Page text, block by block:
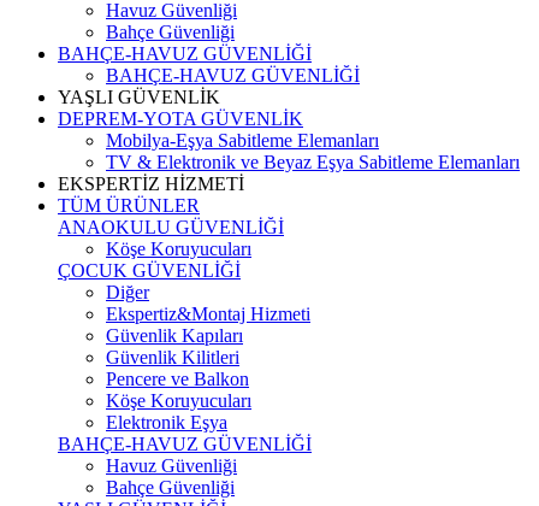
Havuz Güvenliği
Bahçe Güvenliği
BAHÇE-HAVUZ GÜVENLİĞİ
BAHÇE-HAVUZ GÜVENLİĞİ
YAŞLI GÜVENLİK
DEPREM-YOTA GÜVENLİK
Mobilya-Eşya Sabitleme Elemanları
TV & Elektronik ve Beyaz Eşya Sabitleme Elemanları
EKSPERTİZ HİZMETİ
TÜM ÜRÜNLER
ANAOKULU GÜVENLİĞİ
Köşe Koruyucuları
ÇOCUK GÜVENLİĞİ
Diğer
Ekspertiz&Montaj Hizmeti
Güvenlik Kapıları
Güvenlik Kilitleri
Pencere ve Balkon
Köşe Koruyucuları
Elektronik Eşya
BAHÇE-HAVUZ GÜVENLİĞİ
Havuz Güvenliği
Bahçe Güvenliği